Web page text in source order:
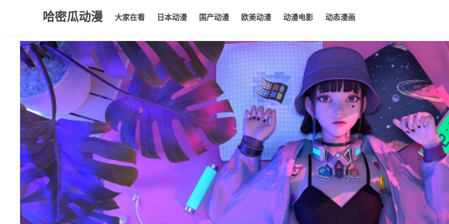
哈密瓜动漫 大家在看 日本动漫 国产动漫 欧美动漫 动漫电影 动态漫画
大家在看 日本动漫 国产动漫 欧美动漫 动漫电影 动态漫画